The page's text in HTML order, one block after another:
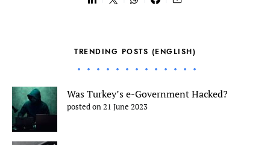
TRENDING POSTS (ENGLISH)
Was Turkey’s e-Government Hacked?
posted on 21 June 2023